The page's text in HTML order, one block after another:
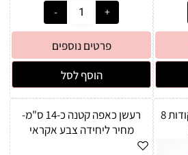
פרטים נוספים
הוסף לסל
נשפנים צבעוניים דגם נקודות 8
רעשן כאפה קטנה כ-14 ס"מ-
מחיר ליחידה צבע אקראי